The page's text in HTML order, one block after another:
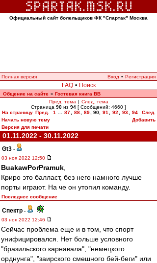
Официальный сайт болельщиков ФК "Спартак" Москва
Полная версия Вход • Регистрация
FAQ • Поиск
Общение на сайте » Гостевая книга ВВ
Пред. тема | След. тема
Страница 90 из 94 [ Сообщений: 4660 ]
На страницу Пред. 1 87 88 89 90, 91 92 93 94
След.
Начать новую тему
Добавить
Версия для печати
01.11.2022 - 30.11.2022
Gt3 -
03 ноя 2022 12:50
BuakawPorPramuk
Криро это балласт, без него намного лучше
порты играют. На че он утопил команду.
Последнее сообщение
Спектр -
03 ноя 2022 12:46
Сейчас проблема еще и в том, что спорт
унифицировался. Нет больше условного
"бразильского карнавала", "немецкого
орднунга", "заирского смешного бей-беги" или